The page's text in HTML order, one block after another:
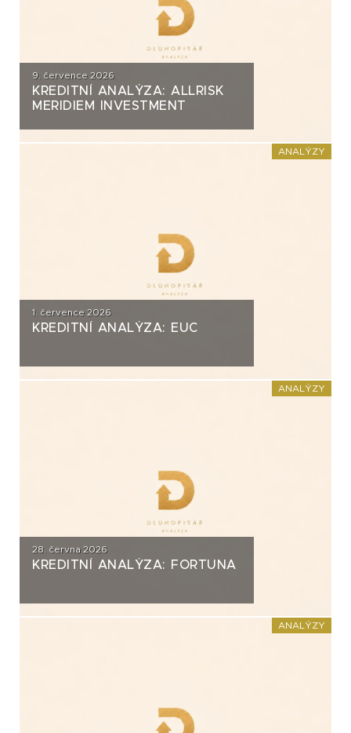
9. července 2026
KREDITNÍ ANALÝZA: ALLRISK
MERIDIEM INVESTMENT
ANALÝZY
1. července 2026
KREDITNÍ ANALÝZA: EUC
ANALÝZY
28. června 2026
KREDITNÍ ANALÝZA: FORTUNA
ANALÝZY